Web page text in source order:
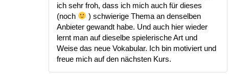
ich sehr froh, dass ich mich auch für dieses
(noch
) schwierige Thema an denselben
Anbieter gewandt habe. Und auch hier wieder
lernt man auf dieselbe spielerische Art und
Weise das neue Vokabular. Ich bin motiviert und
freue mich auf den nächsten Kurs.